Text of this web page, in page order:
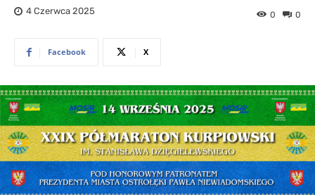
4 Czerwca 2025 0
0
Facebook X